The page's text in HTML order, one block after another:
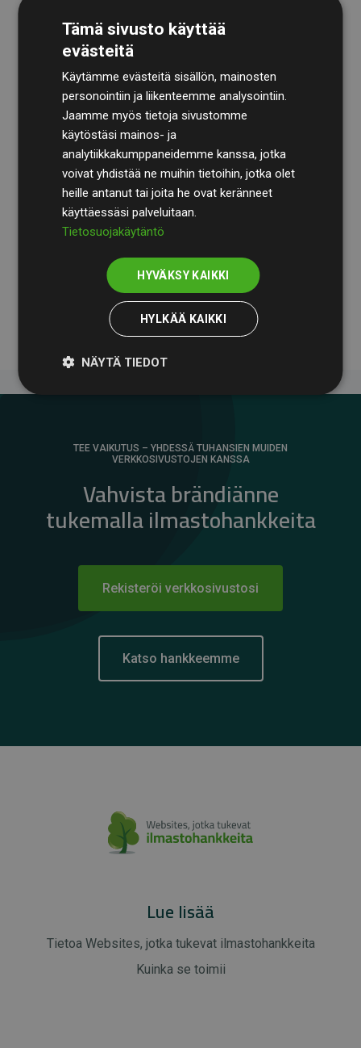
TilintarkastusyhtiöBDOkäy säännöllisesti läpi
laskelmamme ja menetelmämme varmistaakseen
läpinäkyvyyden ja luotettavuuden.
Heidän tarkastuksensa osoittavat, että investoinnit
ilmastohankkeisiin kompensoivat keskimäärin
arvioiduista CO₂-päästöistä
jäsenverkkosivustoilla –
selkeä todiste toimintatapamme todellisesta
TEE VAIKUTUS – YHDESSÄ TUHANSIEN MUIDEN
VERKKOSIVUSTOJEN KANSSA
Vahvista brändiänne
tukemalla ilmastohankkeita
Rekisteröi verkkosivustosi
Katso hankkeemme
Lue lisää
Tietoa Websites, jotka tukevat ilmastohankkeita
Kuinka se toimii
Tämä sivusto käyttää
evästeitä
Käytämme evästeitä sisällön, mainosten
personointiin ja liikenteemme analysointiin.
Jaamme myös tietoja sivustomme
käytöstäsi mainos- ja
analytiikkakumppaneidemme kanssa, jotka
voivat yhdistää ne muihin tietoihin, jotka olet
heille antanut tai joita he ovat keränneet
käyttäessäsi palveluitaan.
Tietosuojakäytäntö
HYVÄKSY KAIKKI
HYLKÄÄ KAIKKI
NÄYTÄ TIEDOT